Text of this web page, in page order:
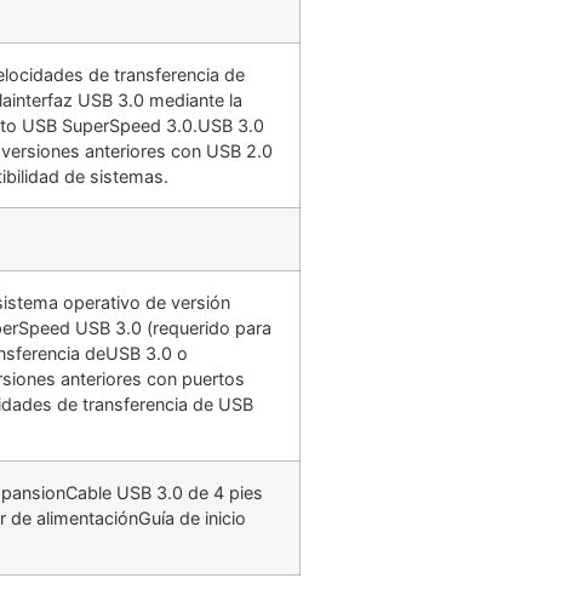
de transferencia de
USB 3.0 mediante la
USB SuperSpeed 3.0.USB 3.0
anteriores con USB 2.0
de sistemas.
operativo de versión
USB 3.0 (requerido para
deUSB 3.0 o
anteriores con puertos
de transferencia de USB
USB 3.0 de 4 pies
de alimentaciónGuía de inicio